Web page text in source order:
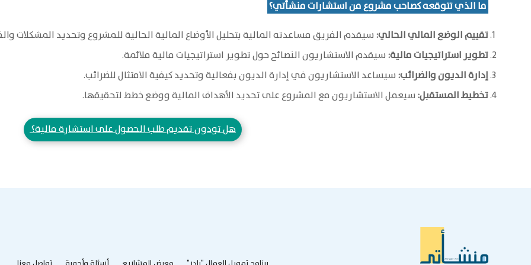
ما الذي تتوقعه كصاحب مشروع من استشارات منشأتي؟
تقييم الوضع المالي الحالي: سيقدم الفريق مساعدته المالية بتحليل الأوضاع المالية الحالية للمشروع وتحديد المشكلات
تطوير استراتيجيات مالية: سيقدم الاستشاريون النصائح حول تطوير استراتيجيات مالية ملائمة.
إدارة الديون والضرائب: سيساعد الاستشاريون في إدارة الديون بفعالية وتحديد كيفية الامتثال للضرائب.
تخطيط المستقبل: سيعمل الاستشاريون مع المشروع على تحديد الأهداف المالية ووضع خطط لتحقيقها.
هل تودون تقديم طلب الحصول على استشارة مالية؟